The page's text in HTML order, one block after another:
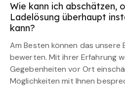
Wie kann ich abschätzen,
Ladelösung überhaupt
kann?
Am Besten können das unsere
bewerten. Mit ihrer Erfahrung
Gegebenheiten vor Ort
Möglichkeiten mit Ihnen